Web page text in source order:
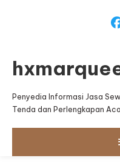
Penyedia Informasi Jasa
Tenda dan Perlengkapan